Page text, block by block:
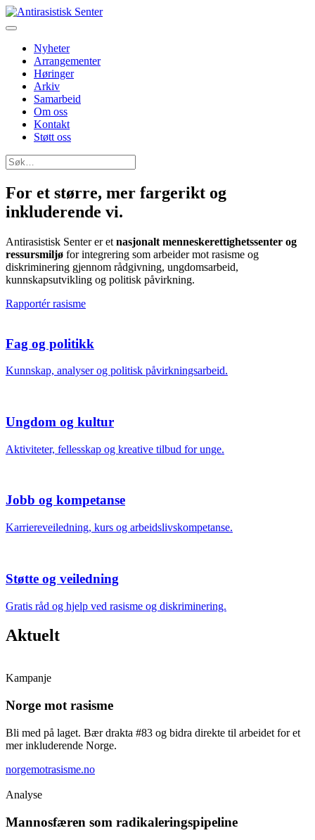
Nyheter
Arrangementer
Høringer
Arkiv
Samarbeid
Om oss
Kontakt
Støtt oss
Søk
etter:
For et større, mer fargerikt og
inkluderende vi.
Antirasistisk Senter er et nasjonalt menneskerettighetssenter og
ressursmiljø for integrering som arbeider mot rasisme og
diskriminering gjennom rådgivning, ungdomsarbeid,
kunnskapsutvikling og politisk påvirkning.
Rapportér rasisme
Fag og politikk
Kunnskap, analyser og politisk påvirkningsarbeid.
Ungdom og kultur
Aktiviteter, fellesskap og kreative tilbud for unge.
Jobb og kompetanse
Karriereveiledning, kurs og arbeidslivskompetanse.
Støtte og veiledning
Gratis råd og hjelp ved rasisme og diskriminering.
Aktuelt
Kampanje
Norge mot rasisme
Bli med på laget. Bær drakta #83 og bidra direkte til arbeidet for et
mer inkluderende Norge.
norgemotrasisme.no
Analyse
Mannosfæren som radikaleringspipeline